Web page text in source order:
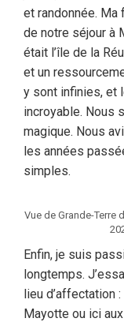
et randonnée. Ma
de notre séjour à
était l’île de la
et un
y sont infinies, et
incroyable. Nous
magique. Nous
les années
simples.
Vue de Grande-Terre
Enfin, je suis
longtemps.
lieu d’affectation
Mayotte ou ici